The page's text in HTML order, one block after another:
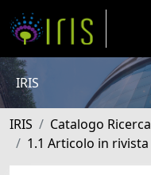
IRIS
IRIS Catalogo Ricerca
1.1 Articolo in rivista